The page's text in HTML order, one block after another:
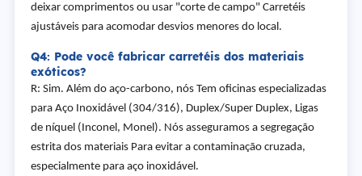
deixar comprimentos ou usar "corte de campo" Carretéis
ajustáveis para acomodar desvios menores do local.
Q4: Pode você fabricar carretéis dos materiais
exóticos?
R: Sim. Além do aço-carbono, nós Tem oficinas especializadas
para Aço Inoxidável (304/316), Duplex/Super Duplex, Ligas
de níquel (Inconel, Monel). Nós asseguramos a segregação
estrita dos materiais Para evitar a contaminação cruzada,
especialmente para aço inoxidável.